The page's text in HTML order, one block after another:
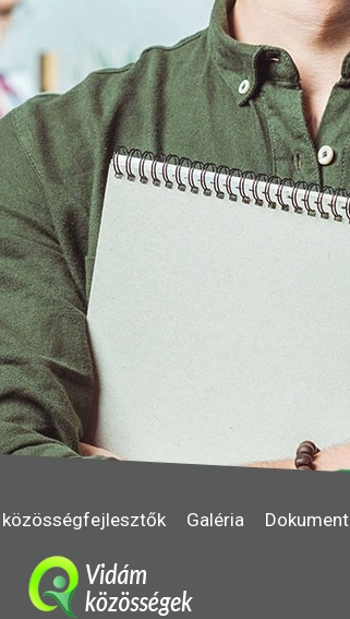
közösségfejlesztők Galéria